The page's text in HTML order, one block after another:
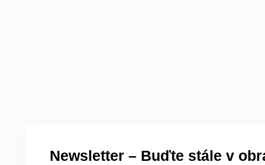
Newsletter – Buďte stále v